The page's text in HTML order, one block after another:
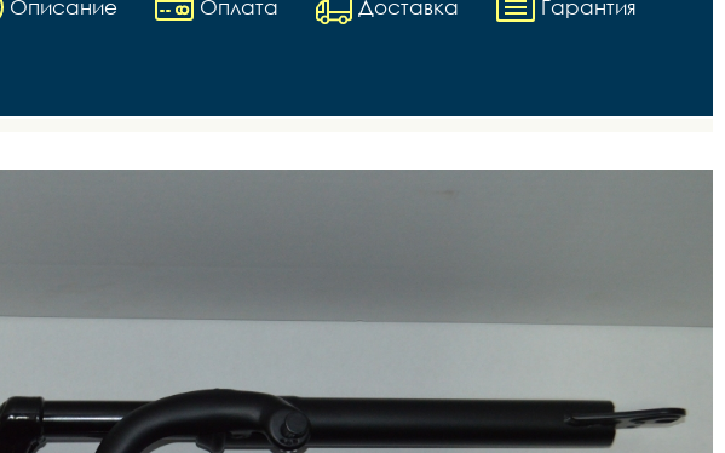
Описание Оплата Доставка Гарантия